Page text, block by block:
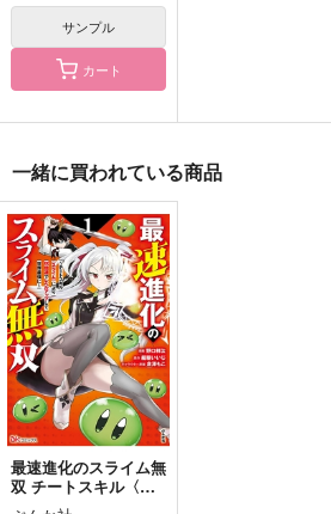
サンプル
作品詳細
アポリアの雪解け
nini
986円（税込）
四葉環×逢坂壮五
サンプル
カート
一緒に買われている商品
最速進化のスライム無
双 チートスキル〈ス
ライム〉により100倍